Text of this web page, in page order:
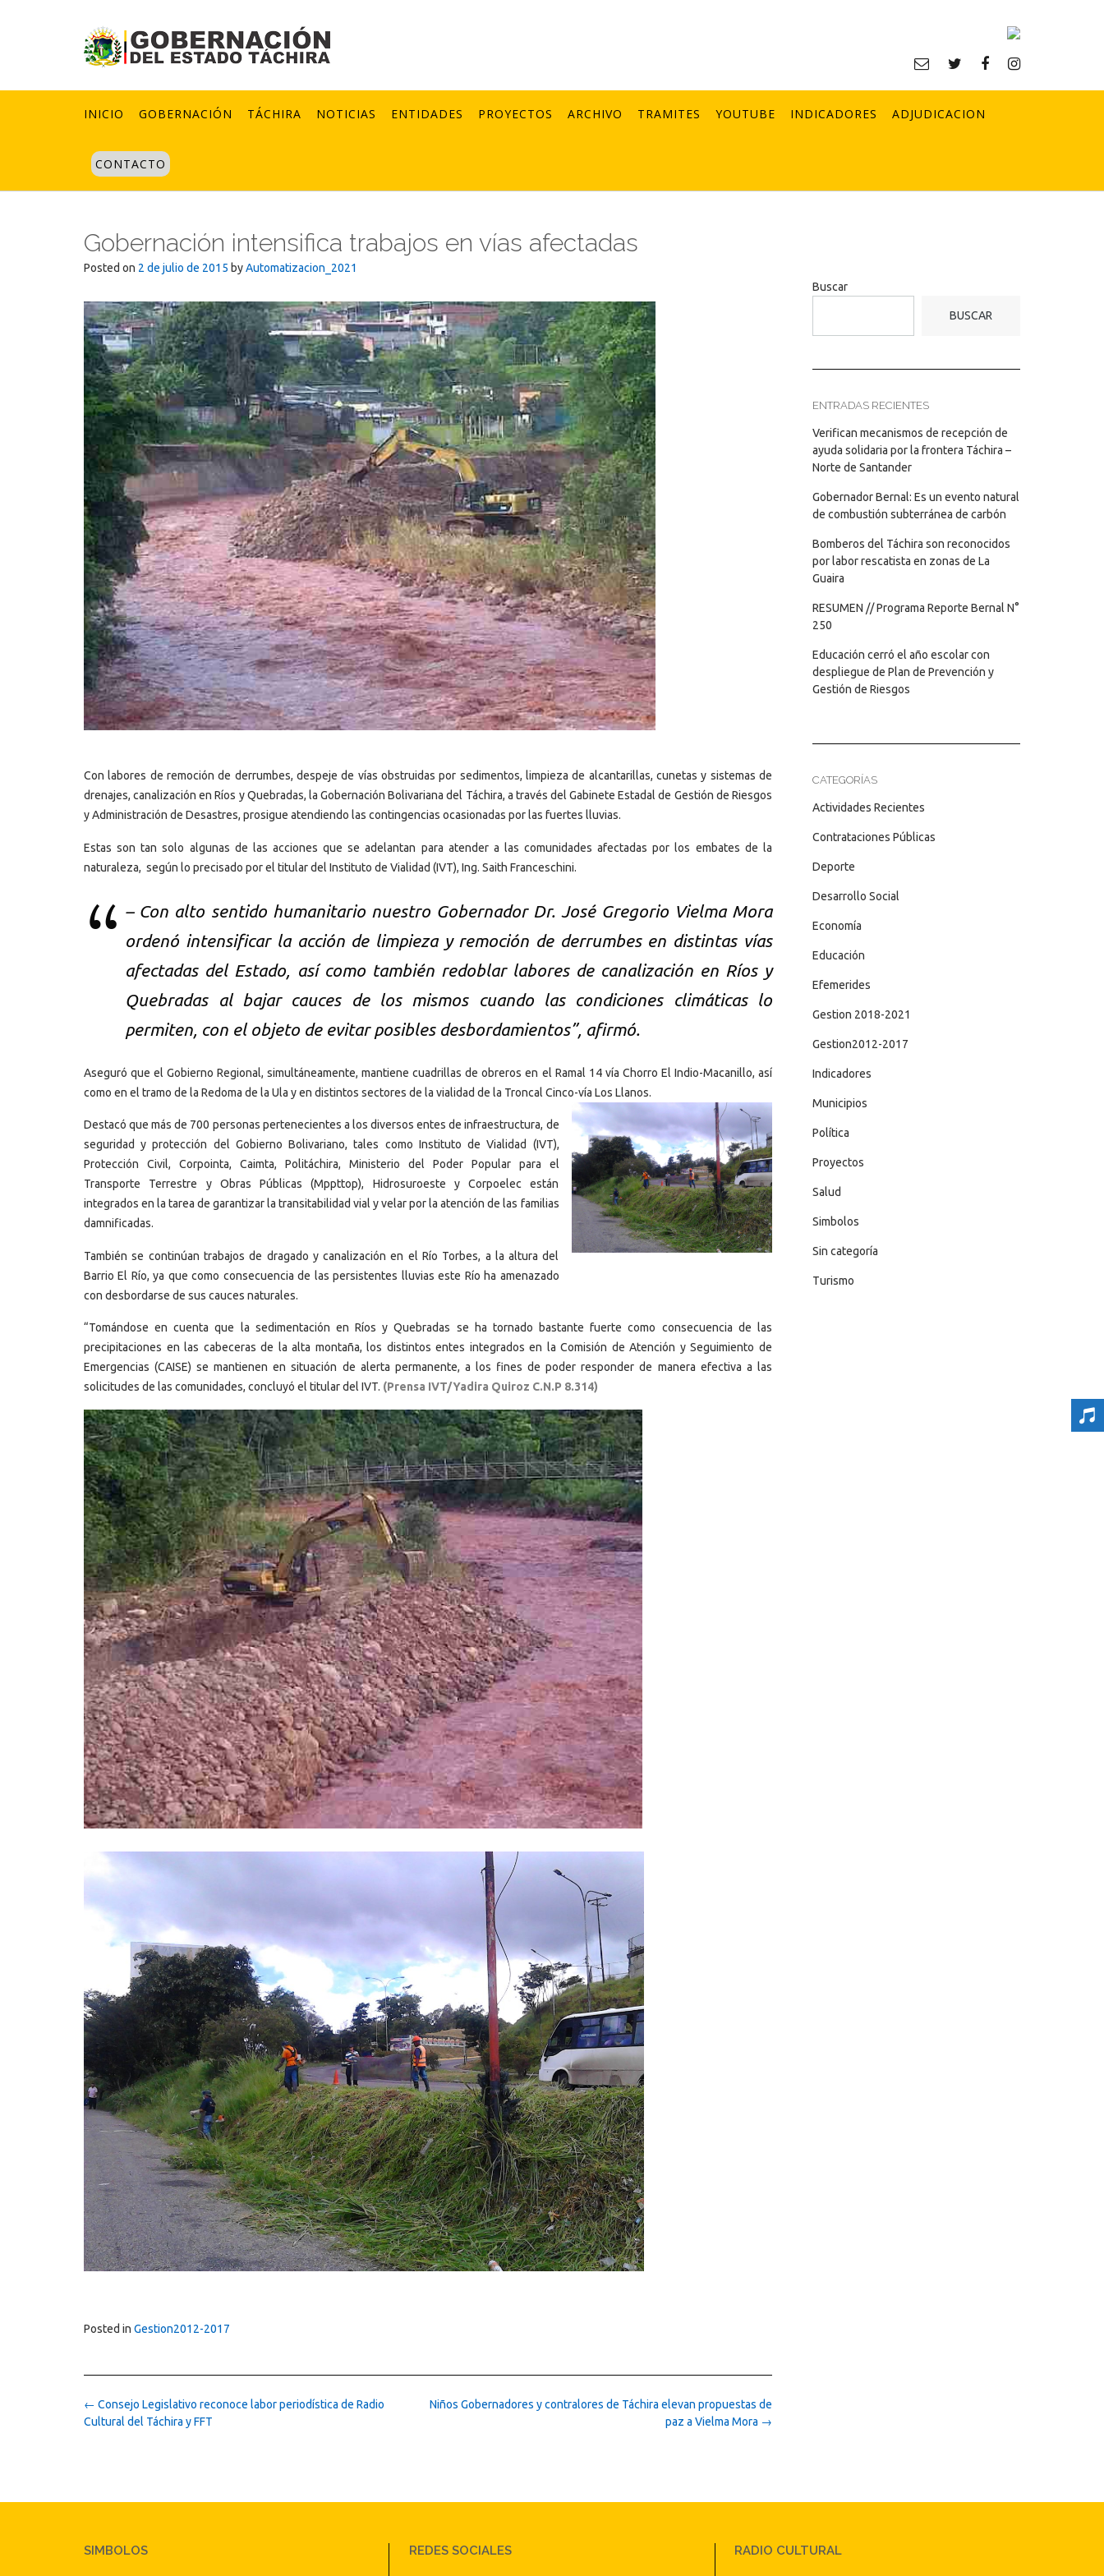
INICIO GOBERNACIÓN TÁCHIRA NOTICIAS ENTIDADES PROYECTOS ARCHIVO TRAMITES YOUTUBE INDICADORES ADJUDICACION
CONTACTO
Gobernación intensifica trabajos en vías afectadas
Posted on 2 de julio de 2015 byAutomatizacion_2021
Con labores de remoción de derrumbes, despeje de vías obstruidas por sedimentos, limpieza de alcantarillas, cunetas y sistemas de
drenajes, canalización en Ríos y Quebradas, la Gobernación Bolivariana del Táchira, a través del Gabinete Estadal de Gestión de Riesgos
y Administración de Desastres, prosigue atendiendo las contingencias ocasionadas por las fuertes lluvias.
Estas son tan solo algunas de las acciones que se adelantan para atender a las comunidades afectadas por los embates de la
naturaleza, según lo precisado por el titular del Instituto de Vialidad (IVT), Ing. Saith Franceschini.
– Con alto sentido humanitario nuestro Gobernador Dr. José Gregorio Vielma Mora
ordenó intensificar la acción de limpieza y remoción de derrumbes en distintas vías
afectadas del Estado, así como también redoblar labores de canalización en Ríos y
Quebradas al bajar cauces de los mismos cuando las condiciones climáticas lo
permiten, con el objeto de evitar posibles desbordamientos”, afirmó.
Aseguró que el Gobierno Regional, simultáneamente, mantiene cuadrillas de obreros en el Ramal 14 vía Chorro El Indio-Macanillo, así
como en el tramo de la Redoma de la Ula y en distintos sectores de la vialidad de la Troncal Cinco-vía Los Llanos.
Destacó que más de 700 personas pertenecientes a los diversos entes de infraestructura, de
seguridad y protección del Gobierno Bolivariano, tales como Instituto de Vialidad (IVT),
Protección Civil, Corpointa, Caimta, Politáchira, Ministerio del Poder Popular para el
Transporte Terrestre y Obras Públicas (Mppttop), Hidrosuroeste y Corpoelec están
integrados en la tarea de garantizar la transitabilidad vial y velar por la atención de las familias
damnificadas.
También se continúan trabajos de dragado y canalización en el Río Torbes, a la altura del
Barrio El Río, ya que como consecuencia de las persistentes lluvias este Río ha amenazado
con desbordarse de sus cauces naturales.
“Tomándose en cuenta que la sedimentación en Ríos y Quebradas se ha tornado bastante fuerte como consecuencia de las
precipitaciones en las cabeceras de la alta montaña, los distintos entes integrados en la Comisión de Atención y Seguimiento de
Emergencias (CAISE) se mantienen en situación de alerta permanente, a los fines de poder responder de manera efectiva a las
solicitudes de las comunidades, concluyó el titular del IVT. (Prensa IVT/Yadira Quiroz C.N.P 8.314)
Posted in Gestion2012-2017
Post
navigation
Niños Gobernadores y contralores de Táchira elevan propuestas de
paz a Vielma Mora →
← Consejo Legislativo reconoce labor periodística de Radio
Cultural del Táchira y FFT
Buscar
BUSCAR
ENTRADAS RECIENTES
Verifican mecanismos de recepción de
ayuda solidaria por la frontera Táchira –
Norte de Santander
Gobernador Bernal: Es un evento natural
de combustión subterránea de carbón
Bomberos del Táchira son reconocidos
por labor rescatista en zonas de La
Guaira
RESUMEN // Programa Reporte Bernal N°
250
Educación cerró el año escolar con
despliegue de Plan de Prevención y
Gestión de Riesgos
CATEGORÍAS
Actividades Recientes
Contrataciones Públicas
Deporte
Desarrollo Social
Economía
Educación
Efemerides
Gestion 2018-2021
Gestion2012-2017
Indicadores
Municipios
Política
Proyectos
Salud
Simbolos
Sin categoría
Turismo
SIMBOLOS REDES SOCIALES RADIO CULTURAL